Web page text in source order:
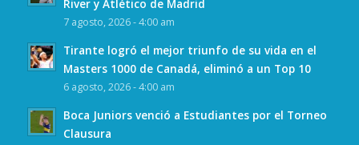
River y Atlético de Madrid
7 agosto, 2026 - 4:00 am
Tirante logró el mejor triunfo de su vida en el
Masters 1000 de Canadá, eliminó a un Top 10
6 agosto, 2026 - 4:00 am
Boca Juniors venció a Estudiantes por el Torneo
Clausura